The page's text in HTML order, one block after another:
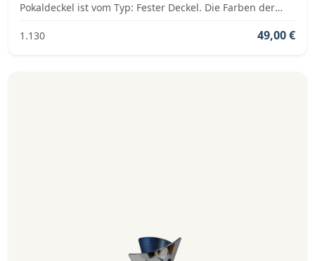
Pokaldeckel ist vom Typ: Fester Deckel. Die Farben der
1.130
49,00 €